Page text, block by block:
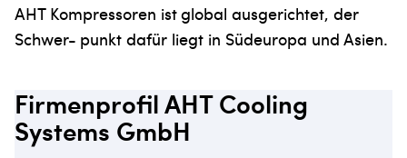
AHT Kompressoren istglobal ausgerichtet, der
Schwer- punkt dafür liegt in Südeuropa und Asien.
Firmenprofil AHT Cooling
Systems GmbH